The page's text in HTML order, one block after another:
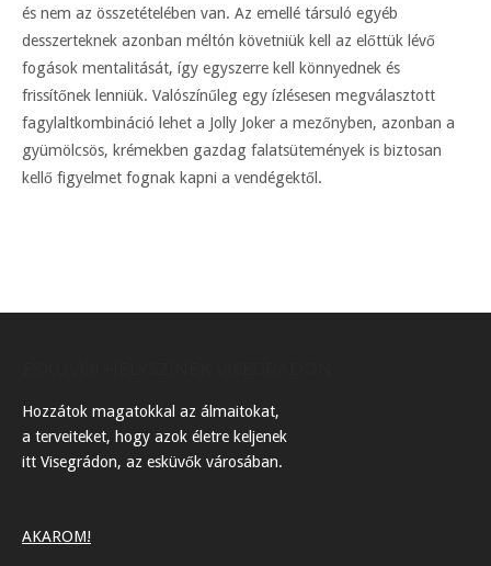
és nem az összetételében van. Az emellé társuló egyéb
desszerteknek azonban méltón követniük kell az előttük lévő
fogások mentalitását, így egyszerre kell könnyednek és
frissítőnek lenniük. Valószínűleg egy ízlésesen megválasztott
fagylaltkombináció lehet a Jolly Joker a mezőnyben, azonban a
gyümölcsös, krémekben gazdag falatsütemények is biztosan
kellő figyelmet fognak kapni a vendégektől.
Hozzátok magatokkal az álmaitokat,
a terveiteket, hogy azok életre keljenek
itt Visegrádon, az esküvők városában.
AKAROM!